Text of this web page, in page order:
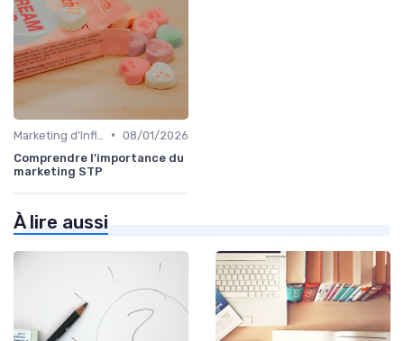
• 08/01/2026
Comprendre l'importance du
marketing STP
À lire aussi